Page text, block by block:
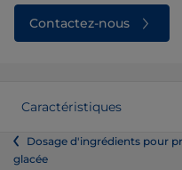
Contactez-nous
Caractéristiques
Dosage d'ingrédients pour
glacée